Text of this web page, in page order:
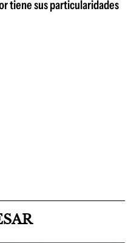
tiene sus particularidades